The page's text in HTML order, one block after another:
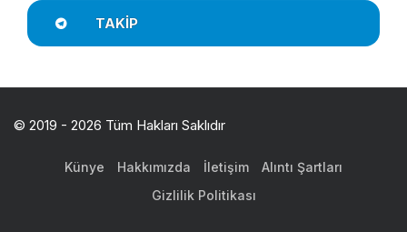
TAKIP
© 2019 - 2026 Tüm Hakları Saklıdır
Künye Hakkımızda İletişim
Alıntı Şartları
Gizlilik Politikası